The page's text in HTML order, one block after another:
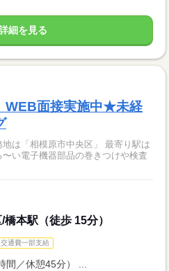
細を見る
WEB面接実施中★未経
は「相模原市中央区」 最寄り駅は
本駅（徒歩 15分）
交通費一部支給
間／休憩45分） ...